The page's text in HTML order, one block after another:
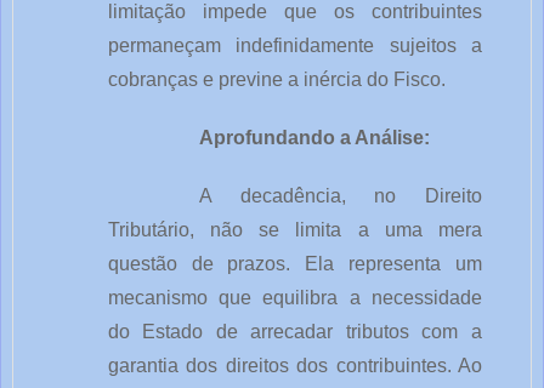
limitação impede que os contribuintes
permaneçam indefinidamente sujeitos a
cobranças e previne a inércia do Fisco.
Aprofundando a Análise:
A decadência, no Direito
Tributário, não se limita a uma mera
questão de prazos. Ela representa um
mecanismo que equilibra a necessidade
do Estado de arrecadar tributos com a
garantia dos direitos dos contribuintes. Ao